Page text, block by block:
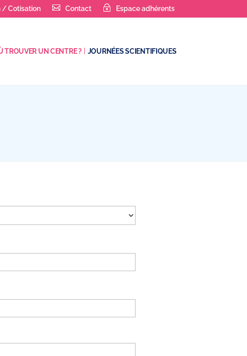
/ Cotisation Contact Espace adhérents
TROUVER UN CENTRE ? JOURNÉES SCIENTIFIQUES